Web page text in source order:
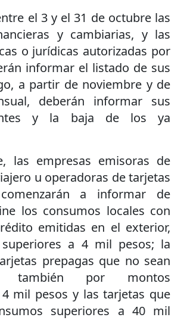
el 3 y el 31 de octubre las
y cambiarias, y las
o jurídicas autorizadas por
informar el listado de sus
a partir de noviembre y de
deberán informar sus
y la baja de los ya
las empresas emisoras de
u operadoras de tarjetas
a informar de
los consumos locales con
emitidas en el exterior,
a 4 mil pesos; la
prepagas que no sean
también por montos
mil pesos y las tarjetas que
superiores a 40 mil